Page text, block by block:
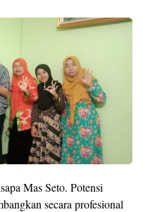
Mas Seto. Potensi
secara profesional